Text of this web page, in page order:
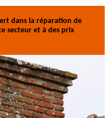
dans la réparation de
secteur et à des prix